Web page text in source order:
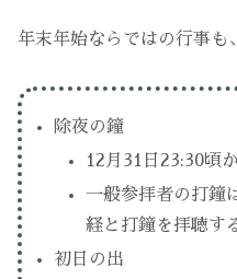
年末年始ならではの行事も、
除夜の鐘
12月31日23:30頃
一般参拝者の打鐘
経と打鐘を拝聴す
初日の出